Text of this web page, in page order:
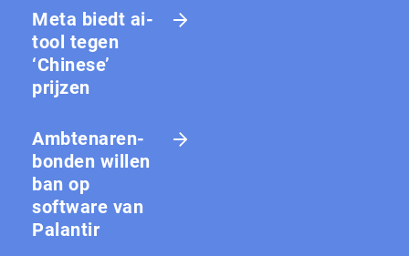
Meta biedt ai-
tool tegen
‘Chinese’
prijzen
Amb­te­na­ren­
bon­den willen
ban op
software van
Palantir